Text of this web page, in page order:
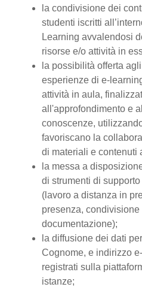
la condivisione dei
studenti iscritti
Learning avvalendosi
risorse e/o attività in
la possibilità offerta
esperienze di e-
attività in aula,
all'approfondimento e
conoscenze,
favoriscano la
di materiali e contenuti
la messa a
di strumenti di
(lavoro a distanza in
presenza,
documentazione);
la diffusione dei dati
Cognome, e indirizzo
registrati sulla
istanze;